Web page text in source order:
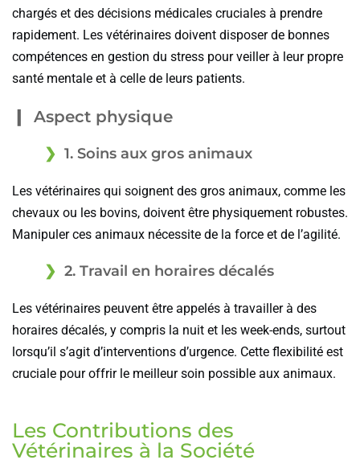
chargés et des décisions médicales cruciales à prendre
rapidement. Les vétérinaires doivent disposer de bonnes
compétences en gestion du stress pour veiller à leur propre
santé mentale et à celle de leurs patients.
Aspect physique
1. Soins aux gros animaux
Les vétérinaires qui soignent des gros animaux, comme les
chevaux ou les bovins, doivent être physiquement robustes.
Manipuler ces animaux nécessite de la force et de l’agilité.
2. Travail en horaires décalés
Les vétérinaires peuvent être appelés à travailler à des
horaires décalés, y compris la nuit et les week-ends, surtout
lorsqu’il s’agit d’interventions d’urgence. Cette flexibilité est
cruciale pour offrir le meilleur soin possible aux animaux.
Les Contributions des
Vétérinaires à la Société